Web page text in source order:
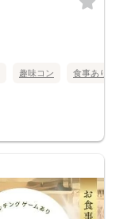
趣味コン 食事あり